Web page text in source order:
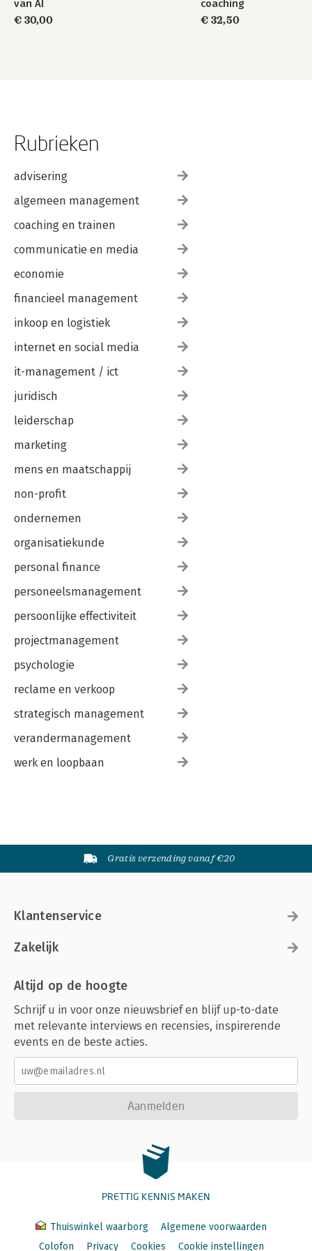
van AI
€ 30,00
coaching
€ 32,50
Rubrieken
advisering
algemeen management
coaching en trainen
communicatie en media
economie
financieel management
inkoop en logistiek
internet en social media
it-management / ict
juridisch
leiderschap
marketing
mens en maatschappij
non-profit
ondernemen
organisatiekunde
personal finance
personeelsmanagement
persoonlijke effectiviteit
projectmanagement
psychologie
reclame en verkoop
strategisch management
verandermanagement
werk en loopbaan
Gratis verzending vanaf €20
Klantenservice
Zakelijk
Altijd op de hoogte
Schrijf u in voor onze nieuwsbrief en blijf up-to-date
met relevante interviews en recensies, inspirerende
events en de beste acties.
Aanmelden
PRETTIG KENNIS MAKEN
Thuiswinkel waarborg
Algemene voorwaarden
Colofon
Privacy Cookies Cookie instellingen